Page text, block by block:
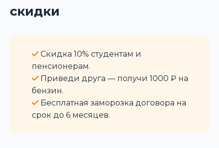
скидки
Скидка 10% студентам и
пенсионерам.
Приведи друга — получи 1000 ₽ на
бензин.
Бесплатная заморозка договора на
срок до 6 месяцев.